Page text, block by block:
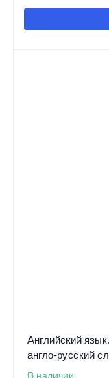
Английский
англо-русский
В наличии